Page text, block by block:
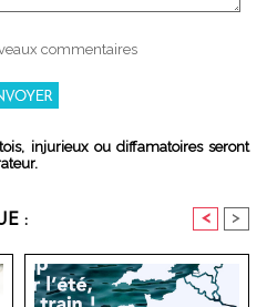
commentaires
injurieux ou diffamatoires seront
: < >